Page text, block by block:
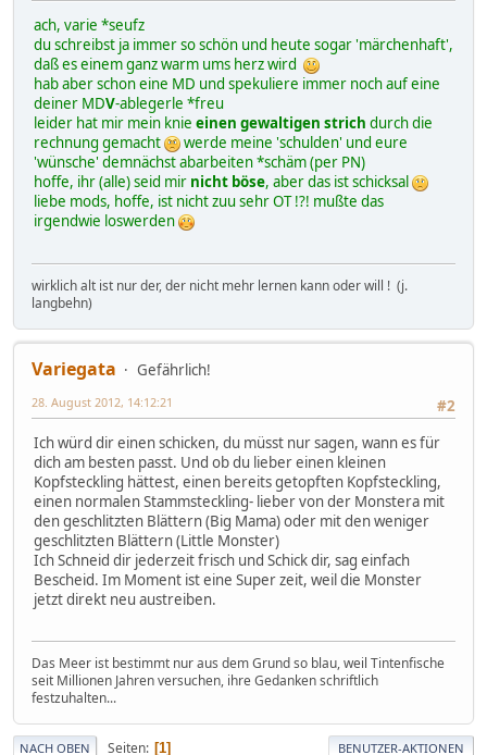
ach, varie *seufz
du schreibst ja immer so schön und heute sogar 'märchenhaft',
daß es einem ganz warm ums herz wird
hab aber schon eine MD und spekuliere immer noch auf eine
deiner MDV-ablegerle *freu
leider hat mir mein knie einen gewaltigen strich durch die
rechnung gemacht
werde meine 'schulden' und eure
'wünsche' demnächst abarbeiten *schäm (per PN)
hoffe, ihr (alle) seid mir nicht böse, aber das ist schicksal
liebe mods, hoffe, ist nicht zuu sehr OT !?! mußte das
irgendwie loswerden
wirklich alt ist nur der, der nicht mehr lernen kann oder will ! (j.
langbehn)
Variegata
Gefährlich!
#2
28. August 2012, 14:12:21
Ich würd dir einen schicken, du müsst nur sagen, wann es für
dich am besten passt. Und ob du lieber einen kleinen
Kopfsteckling hättest, einen bereits getopften Kopfsteckling,
einen normalen Stammsteckling- lieber von der Monstera mit
den geschlitzten Blättern (Big Mama) oder mit den weniger
geschlitzten Blättern (Little Monster)
Ich Schneid dir jederzeit frisch und Schick dir, sag einfach
Bescheid. Im Moment ist eine Super zeit, weil die Monster
jetzt direkt neu austreiben.
Das Meer ist bestimmt nur aus dem Grund so blau, weil Tintenfische
seit Millionen Jahren versuchen, ihre Gedanken schriftlich
festzuhalten...
NACH OBEN Seiten 1 BENUTZER-AKTIONEN